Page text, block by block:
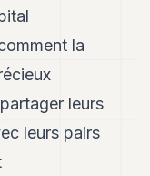
la
leurs
leurs pairs